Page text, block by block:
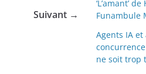
Suivant →
‘L’amant’
Funambule
Agents IA
ne soit trop